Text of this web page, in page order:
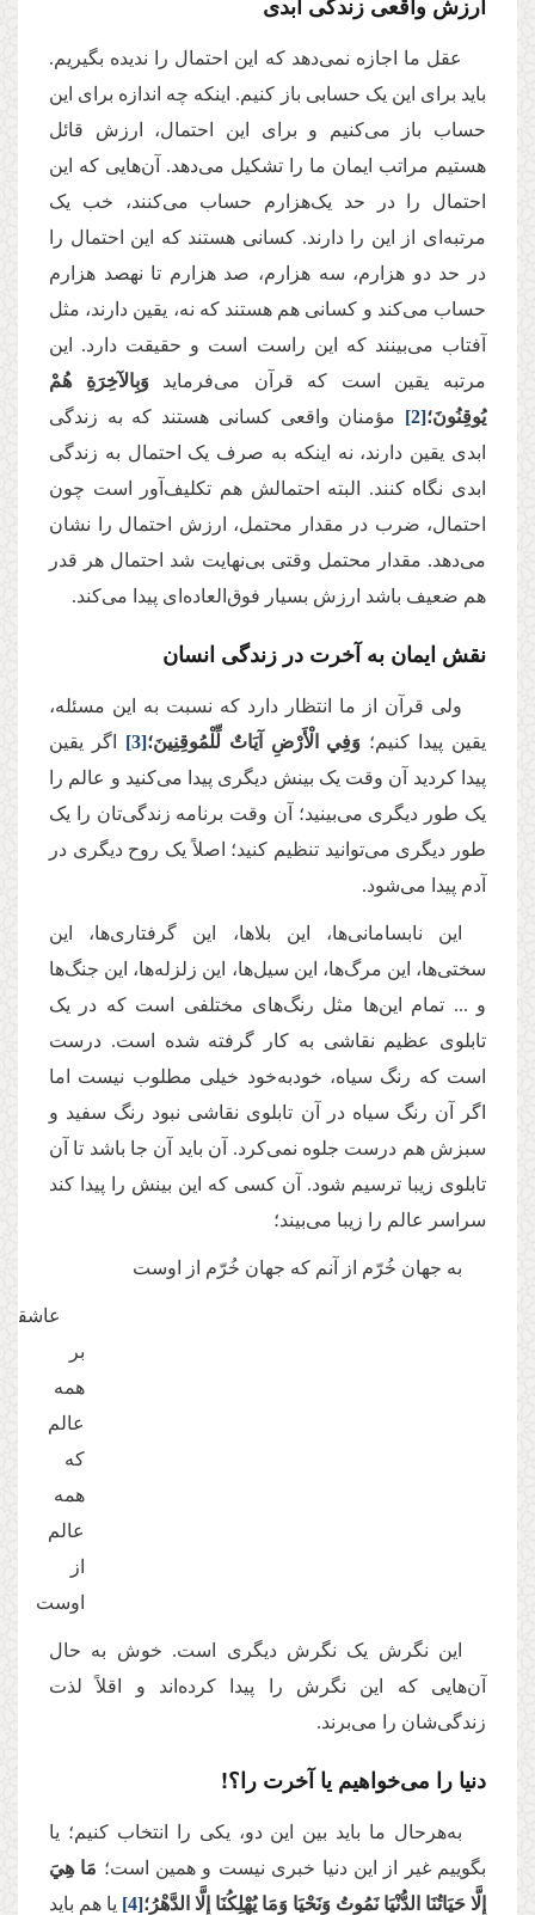
عقل‌ ما اجازه نمی‌دهد که این احتمال را ندیده بگیریم.
باید برای این یک حسابی باز کنیم. اینکه چه اندازه برای این
حساب باز می‌کنیم و برای این احتمال، ارزش قائل
هستیم مراتب ایمان ما را تشکیل می‌دهد. آن‌هایی که این
احتمال را در حد یک‌هزارم حساب می‌کنند، خب یک
مرتبه‌ای از این را دارند. کسانی هستند که این احتمال را
در حد دو هزارم، سه هزارم، صد هزارم تا نهصد هزارم
حساب می‌کند و کسانی هم هستند که نه، یقین دارند، مثل
آفتاب می‌بینند که این راست است و حقیقت دارد. این
مرتبه یقین است که قرآن می‌فرمایدوَبِالآخِرَةِ هُمْ
يُوقِنُونَ؛[2] مؤمنان واقعی کسانی هستند که به زندگی
ابدی یقین دارند، نه اینکه به صرف یک احتمال به زندگی
ابدی نگاه کنند. البته احتمالش هم تکلیف‌آور است چون
احتمال، ضرب در مقدار محتمل، ارزش احتمال را نشان
می‌دهد. مقدار محتمل وقتی بی‌نهایت شد احتمال هر قدر
هم ضعیف باشد ارزش بسیار فوق‌العاده‌ای پیدا می‌کند.
نقش ایمان به آخرت در زندگی انسان
ولی قرآن از ما انتظار دارد که نسبت به این مسئله،
یقین پیدا کنیم؛ وَفِي الْأَرْضِ آيَاتٌ لِّلْمُوقِنِينَ؛[3] اگر یقین
پیدا کردید آن وقت یک بینش دیگری پیدا می‌کنید و عالم را
یک طور دیگری می‌بینید؛ آن وقت برنامه زندگی‌تان را یک
طور دیگری می‌توانید تنظیم کنید؛ اصلاً یک روح دیگری در
آدم پیدا می‌شود.
این نابسامانی‌ها، این بلاها، این گرفتاری‌ها، این
سختی‌ها، این مرگ‌ها، این سیل‌ها، این زلزله‌ها، این جنگ‌ها
و ... تمام این‌ها مثل رنگ‌های مختلفی است که در یک
تابلوی عظیم نقاشی به کار گرفته شده است. درست
است که رنگ سیاه، خودبه‌خود خیلی مطلوب نیست اما
اگر آن رنگ سیاه در آن تابلوی نقاشی نبود رنگ سفید و
سبزش هم درست جلوه نمی‌کرد. آن باید آن جا باشد تا آن
تابلوی زیبا ترسیم شود. آن کسی که این بینش را پیدا کند
سراسر عالم را زیبا می‌بیند؛
به جهان خُرّم از آنم که جهان خُرّم از اوست
عاشقم
بر
همه
عالم
که
همه
عالم
از
اوست
این نگرش یک نگرش دیگری است. خوش به حال
آن‌هایی که این نگرش را پیدا کرده‌اند و اقلاً لذت
زندگی‌شان را می‌برند.
دنیا را می‌خواهیم یا آخرت را؟!
به‌هرحال ما باید بین این دو، یکی را انتخاب کنیم؛ یا
بگوییم غیر از این دنیا خبری نیست و همین است؛ مَا هِيَ
إِلَّا حَيَاتُنَا الدُّنْيَا نَمُوتُ وَنَحْيَا وَمَا يُهْلِكُنَا إِلَّا الدَّهْرُ؛[4] یا هم باید